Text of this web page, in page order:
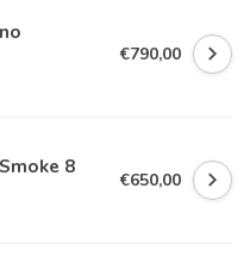
€790,00
8
€650,00